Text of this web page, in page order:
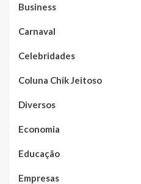
Business
Carnaval
Celebridades
Coluna Chik Jeitoso
Diversos
Economia
Educação
Empresas